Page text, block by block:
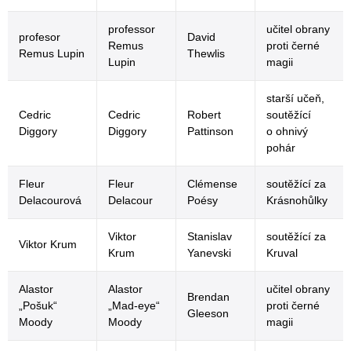
profesor
Remus Lupin
professor
Remus
Lupin
David
Thewlis
učitel obrany
proti černé
magii
Cedric
Diggory
Cedric
Diggory
Robert
Pattinson
starší učeň,
soutěžící
o ohnivý
pohár
Fleur
Delacourová
Fleur
Delacour
Clémense
Poésy
soutěžící za
Krásnohůlky
Viktor Krum
Viktor
Krum
Stanislav
Yanevski
soutěžící za
Kruval
Alastor
„Pošuk“
Moody
Alastor
„Mad-eye“
Moody
Brendan
Gleeson
učitel obrany
proti černé
magii